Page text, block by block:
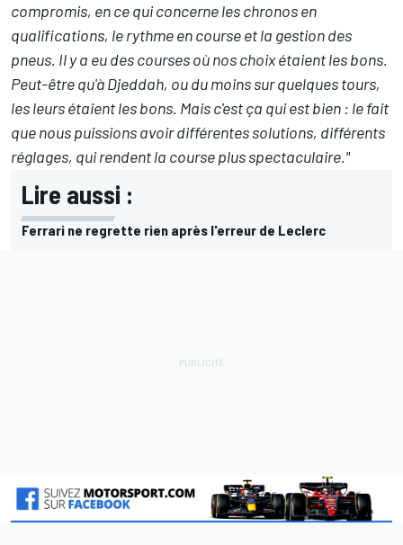
compromis, en ce qui concerne les chronos en
qualifications, le rythme en course et la gestion des
pneus. Il y a eu des courses où nos choix étaient les bons.
Peut-être qu'à Djeddah, ou du moins sur quelques tours,
les leurs étaient les bons. Mais c'est ça qui est bien : le fait
que nous puissions avoir différentes solutions, différents
réglages, qui rendent la course plus spectaculaire."
Lire aussi :
Ferrari ne regrette rien après l'erreur de Leclerc